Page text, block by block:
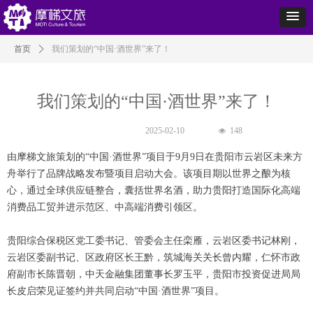
由摩梯文旅策划的“中国·酒世界”项目于9月9日在贵阳市云岩区未来方
舟举行了品牌战略发布暨项目启动大会。该项目期以世界之酿为核
心，通过全球供应链整合，囊括世界名酒，助力贵阳打造国际化高端
消费品工贸并进示范区、中高端消费引领区。
贵阳综合保税区党工委书记、管委会主任栾雁，云岩区委书记林刚，
云岩区委副书记、区政府区长王黔，筑城海关关长曾内耀，仁怀市政
府副市长陈晋朝，中天金融集团董事长罗玉平，贵阳市投资促进局局
长皮启荣见证签约并共同启动“中国·酒世界”项目。
首页 ꄲ 我们策划的“中国·酒世界”来了！
我们策划的“中国·酒世界”来了！
2025-02-10 넶 148